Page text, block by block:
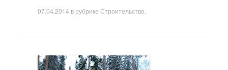
07.04.2014 в рубрике Строительство